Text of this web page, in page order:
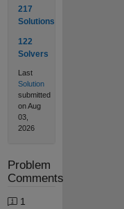
217
Solutions
122
Solvers
Last
Solution
submitted
on Aug
03,
2026
Problem
Comments
1